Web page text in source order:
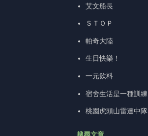
艾文船長
ＳＴＯＰ
帕奇大陸
生日快樂！
一元飲料
宿舍生活是一種訓練
桃園虎頭山雷達中隊